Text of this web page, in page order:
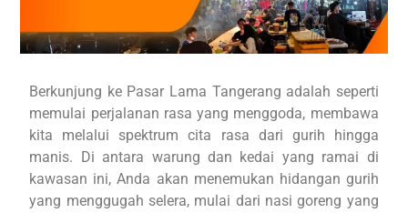
Berkunjung ke Pasar Lama Tangerang adalah seperti
memulai perjalanan rasa yang menggoda, membawa
kita melalui spektrum cita rasa dari gurih hingga
manis. Di antara warung dan kedai yang ramai di
kawasan ini, Anda akan menemukan hidangan gurih
yang menggugah selera, mulai dari nasi goreng yang